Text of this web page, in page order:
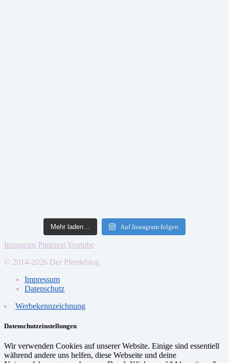
Mehr laden… Auf Instagram folgen
Instagram PinterestYoutube
© 2014-2026 Der Pferdeblog
Impressum
Datenschutz
Werbekennzeichnung
Datenschutzeinstellungen
Wir verwenden Cookies auf unserer Website. Einige sind essentiell
während andere uns helfen, diese Webseite und deine